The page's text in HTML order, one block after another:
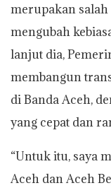
merupakan
mengubah
lanjut dia,
membangun
di Banda Aceh,
yang cepat dan
“Untuk itu, saya
Aceh dan Aceh